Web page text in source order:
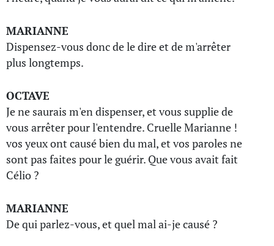
MARIANNE
Dispensez-vous donc de le dire et de m'arrêter
plus longtemps.
OCTAVE
Je ne saurais m'en dispenser, et vous supplie de
vous arrêter pour l'entendre. Cruelle Marianne !
vos yeux ont causé bien du mal, et vos paroles ne
sont pas faites pour le guérir. Que vous avait fait
Célio ?
MARIANNE
De qui parlez-vous, et quel mal ai-je causé ?